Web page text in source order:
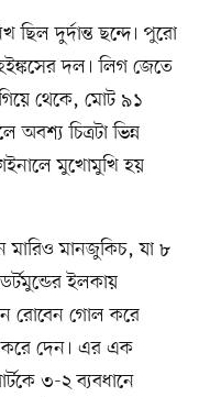
ছিল দুর্দান্ত ছন্দে। পুরো
দল। লিগ জেতে
থেকে, মোট ৯১
অবশ্য চিত্রটা ভিন্ন
মুখোমুখি হয়
মারিও মানজুকিচ, যা ৮
ইলকায়
রোবেন গোল করে
করে দেন। এর এক
৩-২ ব্যবধানে